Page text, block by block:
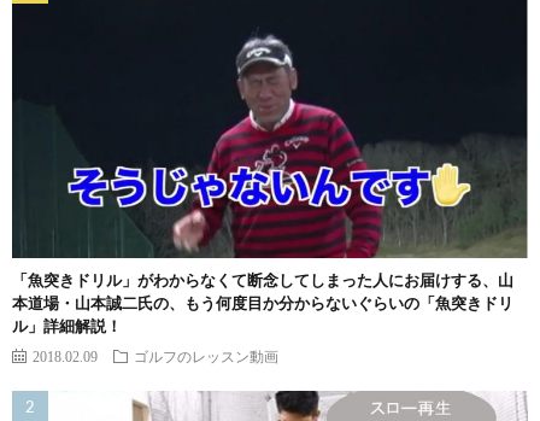
「魚突きドリル」がわからなくて断念してしまった人にお届けする、山
本道場・山本誠二氏の、もう何度目か分からないぐらいの「魚突きドリ
ル」詳細解説！
2018.02.09 ゴルフのレッスン動画